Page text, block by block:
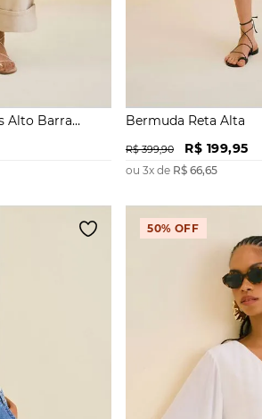
Alto Barra
Bermuda Reta Alta
R$ 399,90 R$ 199,95
ou 3x de R$ 66,65
50% OFF